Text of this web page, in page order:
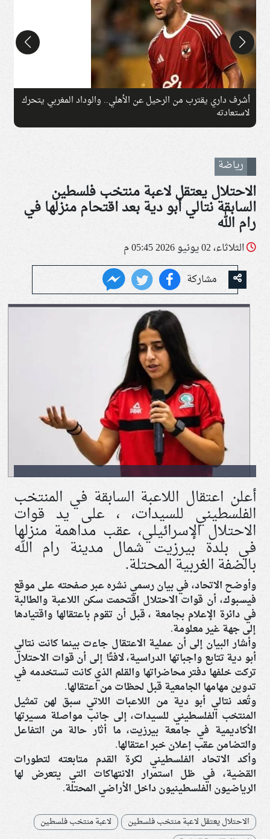
أشرف داري يقترب من الرحيل عن الأهلي.. والوداد المغربي يتحرك
لاستعادته
رياضة
الاحتلال يعتقل لاعبة منتخب فلسطين
السابقة نتالي أبو دية بعد اقتحام منزلها في
رام الله
الثلاثاء، 02 يونيو 2026 05:45 م
مشاركة
أعلن اعتقال اللاعبة السابقة في المنتخب
الفلسطيني للسيدات، ، على يد قوات
الاحتلال الإسرائيلي، عقب مداهمة منزلها
في بلدة بيرزيت شمال مدينة رام الله
بالضفة الغربية المحتلة.
وأوضح الاتحاد، في بيان رسمي نشره عبر صفحته على موقع
فيسبوك، أن قوات الاحتلال اقتحمت سكن اللاعبة والطالبة
في دائرة الإعلام بجامعة ، قبل أن تقوم باعتقالها واقتيادها
إلى جهة غير معلومة.
وأشار البيان إلى أن عملية الاعتقال جاءت بينما كانت نتالي
أبو دية تتابع واجباتها الدراسية، لافتًا إلى أن قوات الاحتلال
تركت خلفها دفتر محاضراتها والقلم الذي كانت تستخدمه في
تدوين مهامها الجامعية قبل لحظات من اعتقالها.
وتُعد نتالي أبو دية من اللاعبات اللاتي سبق لهن تمثيل
المنتخب الفلسطيني للسيدات، إلى جانب مواصلة مسيرتها
الأكاديمية في جامعة بيرزيت، ما أثار حالة من التفاعل
والتضامن عقب إعلان خبر اعتقالها.
وأكد الاتحاد الفلسطيني لكرة القدم متابعته لتطورات
القضية، في ظل استمرار الانتهاكات التي يتعرض لها
الرياضيون الفلسطينيون داخل الأراضي المحتلة.
الاحتلال يعتقل لاعبة منتخب فلسطين
لاعبة منتخب فلسطين